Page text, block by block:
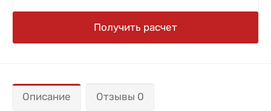
Получить расчет
Описание Отзывы 0